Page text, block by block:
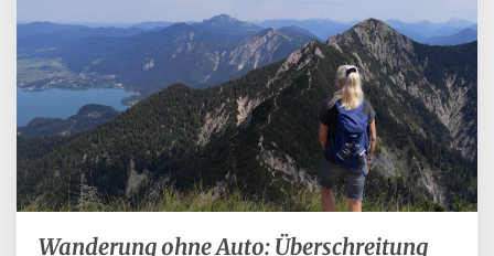
Wanderung
Wanderung ohne Auto: Überschreitung